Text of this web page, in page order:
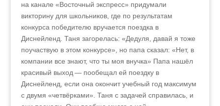
на канале «Восточный экспресс» придумали
викторину для школьников, где по результатам
конкурса победителю вручается поездка в
Диснейленд. Таня загорелась: «Дедуля, давай я тоже
поучаствую в этом конкурсе», но папа сказал: «Нет, в
компании все знают, что ты моя внучка» Папа нашёл
красивый выход — пообещал ей поездку в
Диснейленд, если она окончит учебный год максимум
с двумя «четвёрками». Таня с задачей справилась, и